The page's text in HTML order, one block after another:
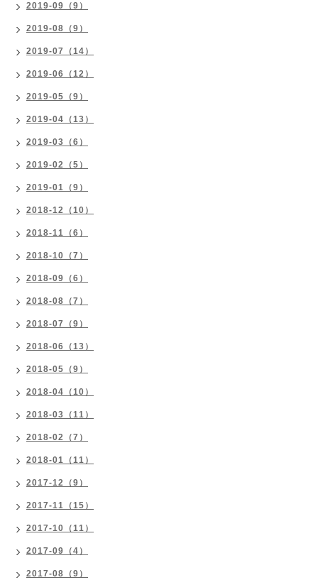
2019-09（9）
2019-08（9）
2019-07（14）
2019-06（12）
2019-05（9）
2019-04（13）
2019-03（6）
2019-02（5）
2019-01（9）
2018-12（10）
2018-11（6）
2018-10（7）
2018-09（6）
2018-08（7）
2018-07（9）
2018-06（13）
2018-05（9）
2018-04（10）
2018-03（11）
2018-02（7）
2018-01（11）
2017-12（9）
2017-11（15）
2017-10（11）
2017-09（4）
2017-08（9）